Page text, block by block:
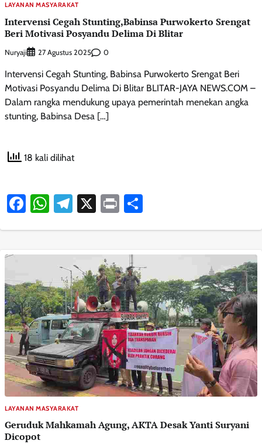
LAYANAN MASYARAKAT
Intervensi Cegah Stunting,Babinsa Purwokerto Srengat
Beri Motivasi Posyandu Delima Di Blitar
Nuryaji 27 Agustus 2025 0
Intervensi Cegah Stunting, Babinsa Purwokerto Srengat Beri
Motivasi Posyandu Delima Di Blitar BLITAR-JAYA NEWS.COM –
Dalam rangka mendukung upaya pemerintah menekan angka
stunting, Babinsa Desa […]
18 kali dilihat
Facebook
WhatsApp
Telegram
X Print
LAYANAN MASYARAKAT
Geruduk Mahkamah Agung, AKTA Desak Yanti Suryani
Dicopot